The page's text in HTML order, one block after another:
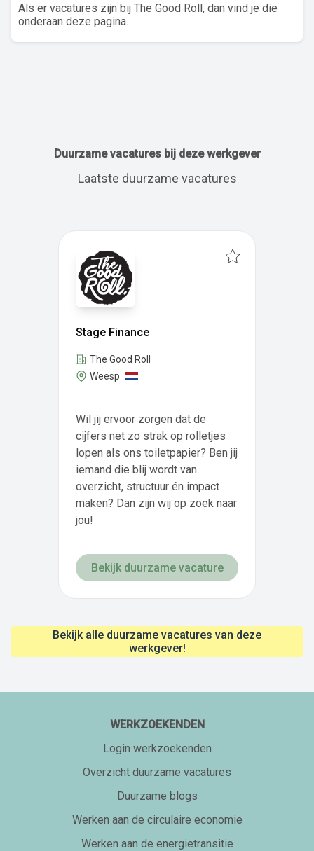
Als er vacatures zijn bij The Good Roll, dan vind je die
onderaan deze pagina.
Duurzame vacatures bij deze werkgever
Laatste duurzame vacatures
Stage Finance
The Good Roll
Weesp
Wil jij ervoor zorgen dat de
cijfers net zo strak op rolletjes
lopen als ons toiletpapier? Ben jij
iemand die blij wordt van
overzicht, structuur én impact
maken? Dan zijn wij op zoek naar
jou!
Bekijk duurzame vacature
Bekijk alle duurzame vacatures van deze
werkgever!
WERKZOEKENDEN
Login werkzoekenden
Overzicht duurzame vacatures
Duurzame blogs
Werken aan de circulaire economie
Werken aan de energietransitie